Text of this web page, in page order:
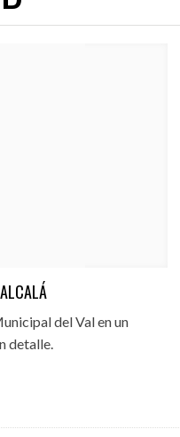
del Val en un
detalle.